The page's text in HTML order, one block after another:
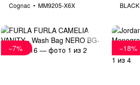
Cognac
MM9205-X6X
BLACK
−7% −18%